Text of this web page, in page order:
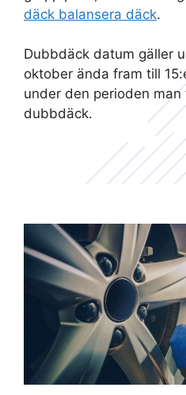
däck balansera däck.
Dubbdäck datum gäller
oktober ända fram till
under den perioden
dubbdäck.